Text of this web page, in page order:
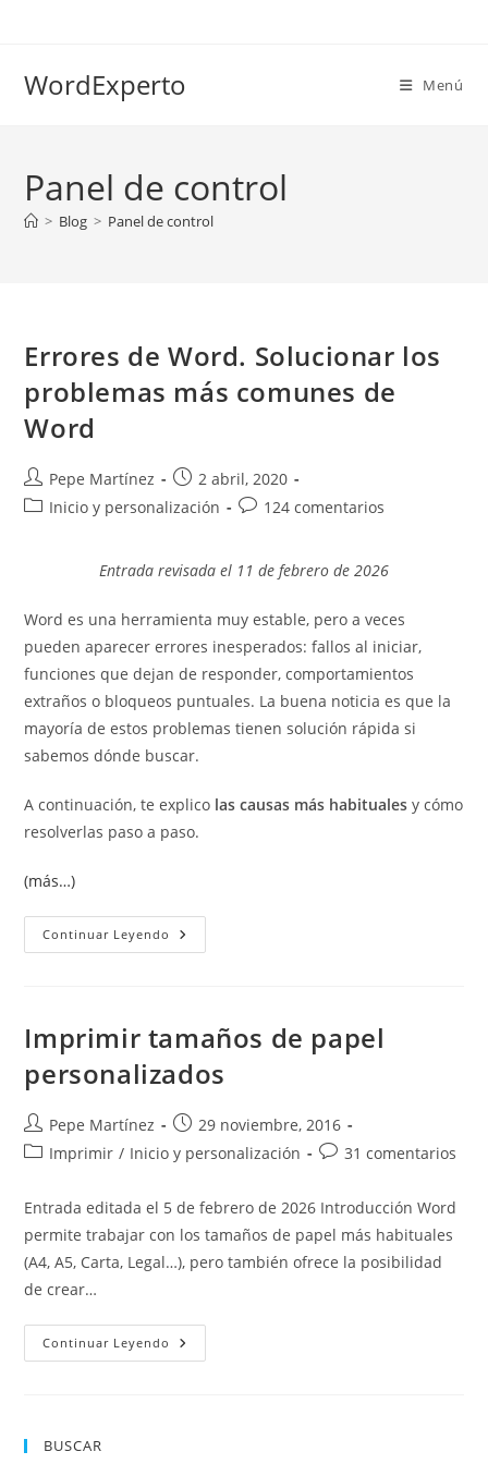
WordExperto Menú
Panel de control
> Blog > Panel de control
Errores de Word. Solucionar los
problemas más comunes de
Word
Autor
de
Pepe Martínez
Publicación
de
2 abril, 2020
Categoría
Inicio y personalización
Comentarios
entrada:
124 comentarios
Entrada revisada el 11 de febrero de 2026
Word es una herramienta muy estable, pero a veces
pueden aparecer errores inesperados: fallos al iniciar,
funciones que dejan de responder, comportamientos
extraños o bloqueos puntuales. La buena noticia es que la
mayoría de estos problemas tienen solución rápida si
sabemos dónde buscar.
A continuación, te explico las causas más habituales y cómo
resolverlas paso a paso.
(más…)
Continuar Leyendo Errores
De
Comunes
Word
Imprimir tamaños de papel
personalizados
Autor
de
Pepe Martínez
Publicación
de
la
29 noviembre, 2016
Categoría
la
entrada:
Imprimir / Inicio y personalización
Comentarios
la
entrada:
31 comentarios
Entrada editada el 5 de febrero de 2026 Introducción Word
permite trabajar con los tamaños de papel más habituales
(A4, A5, Carta, Legal…), pero también ofrece la posibilidad
de crear…
Continuar Leyendo Imprimir
Tamaños
BUSCAR